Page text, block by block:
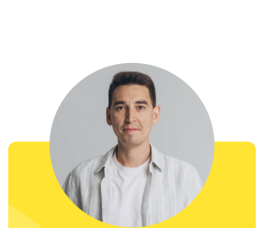
деятельности и проектам
Сотрудники
Ведут реестр договоров, управляют
проектами, создают заявки
на оплату